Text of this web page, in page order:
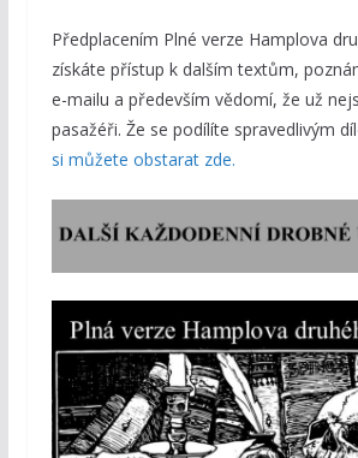
Předplacením Plné verze Hamplova
získáte přístup k dalším textům,
e-mailu a především vědomí, že už
pasažéři. Že se podílíte spravedlivým
si můžete obstarat zde.